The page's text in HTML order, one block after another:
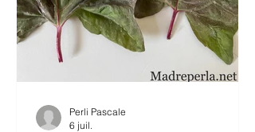
Perli Pascale
6 juil.